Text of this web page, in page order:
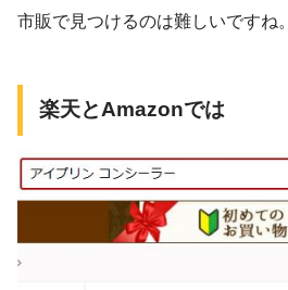
市販で見つけるのは難しいですね。
楽天とAmazonでは